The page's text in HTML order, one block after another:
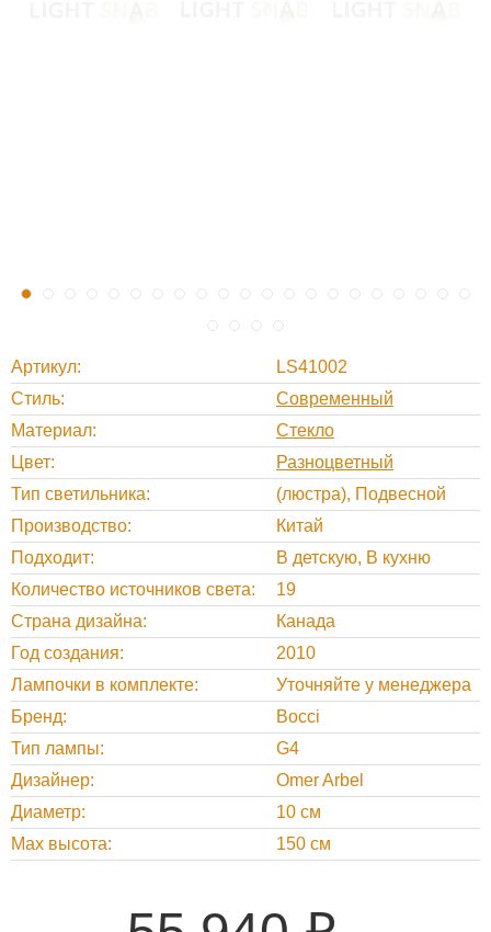
Артикул
LS41002
Стиль
Современный
Материал
Стекло
Цвет
Разноцветный
Тип светильника
(люстра), Подвесной
Производство
Китай
Подходит
В детскую, В кухню
Количество источников света
19
Страна дизайна
Канада
Год создания
2010
Лампочки в комплекте
Уточняйте у менеджера
Бренд
Bocci
Тип лампы
G4
Дизайнер
Omer Arbel
Диаметр
10 см
Max высота
150 см